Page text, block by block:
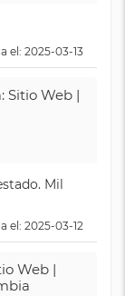
el: 2025-03-13
Sitio Web |
Mil
el: 2025-03-12
Web |